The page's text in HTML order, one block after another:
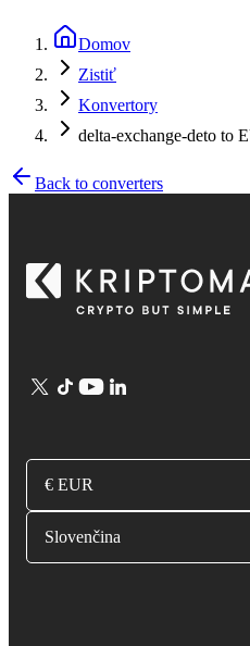
Domov
Zistiť
Konvertory
delta-exchange-deto to
Back to converters
€ EUR
Slovenčina